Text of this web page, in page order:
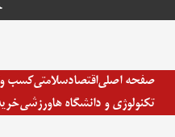
صفحه اصلیاقتصادسلامتیکسب
تکنولوژی و دانشگاه هاورزشی